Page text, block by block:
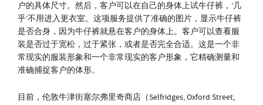
户的具体尺寸。然后，客户可以在自己的身体上试牛仔裤，’几
乎’不用进入更衣室。这项服务提供了准确的图片，显示牛仔裤
是否合身，因为牛仔裤就悬在客户的身体上。客户可以查看服
装是否过于宽松，过于紧张，或者是否完全合适。这是一个非
常现实的服装形象和一个非常现实的客户形象，它精确测量和
准确捕捉客户的体形。
目前，伦敦牛津街塞尔弗里奇商店（Selfridges, Oxford Street,